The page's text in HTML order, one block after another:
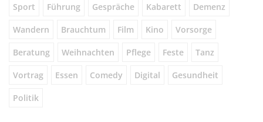
Sport Führung Gespräche Kabarett Demenz
Wandern Brauchtum Film Kino Vorsorge
Beratung Weihnachten Pflege Feste Tanz
Vortrag Essen Comedy Digital Gesundheit
Politik